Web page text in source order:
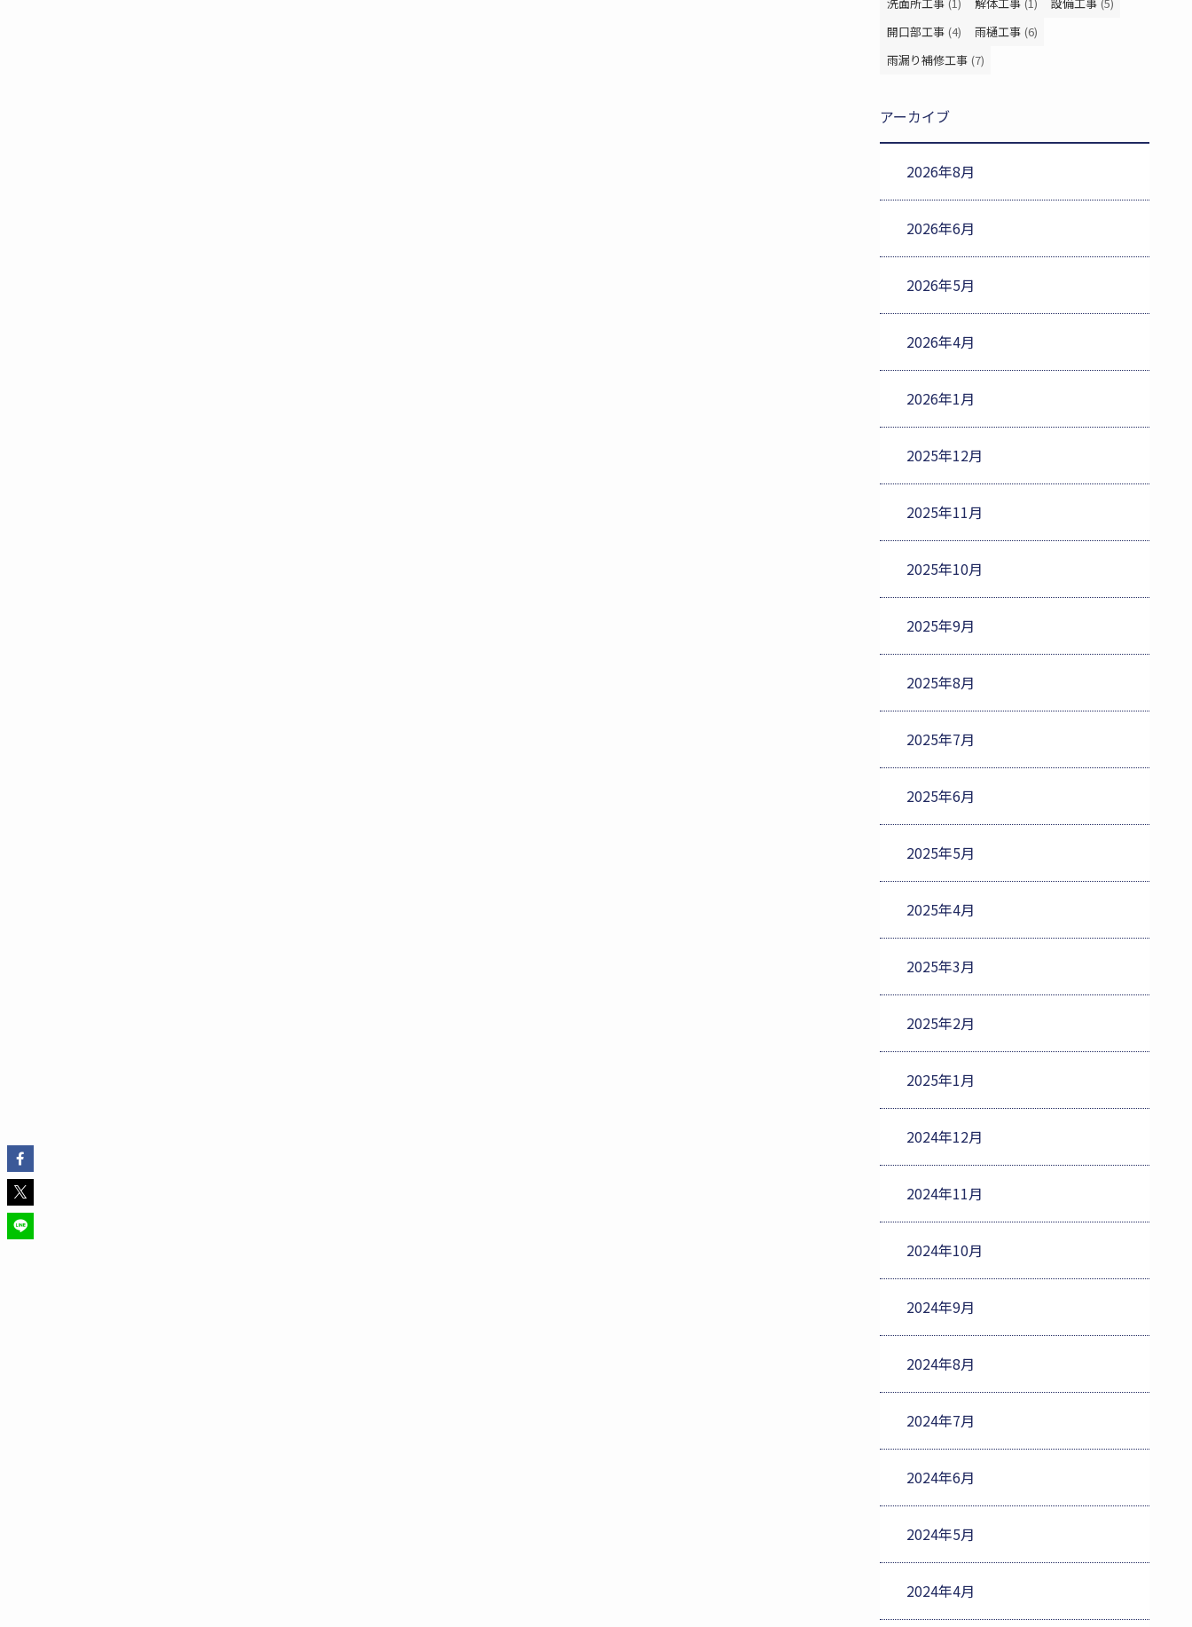
開口部工事 (4) 雨樋工事 (6)
雨漏り補修工事 (7)
アーカイブ
2026年8月
2026年6月
2026年5月
2026年4月
2026年1月
2025年12月
2025年11月
2025年10月
2025年9月
2025年8月
2025年7月
2025年6月
2025年5月
2025年4月
2025年3月
2025年2月
2025年1月
2024年12月
2024年11月
2024年10月
2024年9月
2024年8月
2024年7月
2024年6月
2024年5月
2024年4月